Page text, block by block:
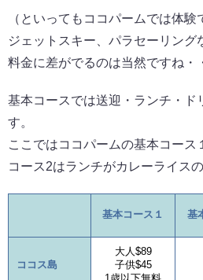
（といってもココパームでは体
ジェットスキー、パラセーリング
料金に差がでるのは当然ですね・
基本コースでは送迎・ランチ・ド
す。
ここではココパームの基本コース
コース2はランチがカレーライス
基本コース１ 基
ココス島
大人$89
子供$45
1歳以下無料